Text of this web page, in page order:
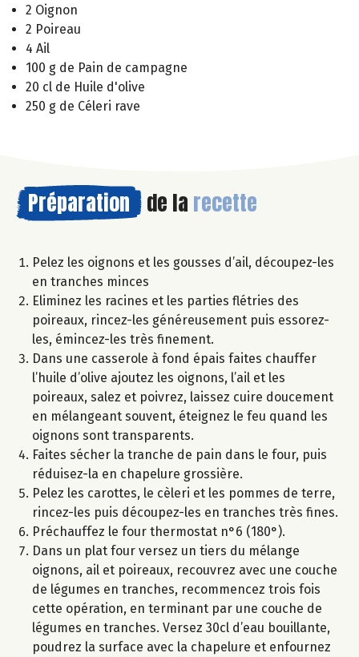
2 Oignon
2 Poireau
4 Ail
100 g de Pain de campagne
20 cl de Huile d'olive
250 g de Céleri rave
Préparation de la recette
Pelez les oignons et les gousses d’ail, découpez-les
en tranches minces
Eliminez les racines et les parties flétries des
poireaux, rincez-les généreusement puis essorez-
les, émincez-les très finement.
Dans une casserole à fond épais faites chauffer
l’huile d’olive ajoutez les oignons, l’ail et les
poireaux, salez et poivrez, laissez cuire doucement
en mélangeant souvent, éteignez le feu quand les
oignons sont transparents.
Faites sécher la tranche de pain dans le four, puis
réduisez-la en chapelure grossière.
Pelez les carottes, le cèleri et les pommes de terre,
rincez-les puis découpez-les en tranches très fines.
Préchauffez le four thermostat n°6 (180°).
Dans un plat four versez un tiers du mélange
oignons, ail et poireaux, recouvrez avec une couche
de légumes en tranches, recommencez trois fois
cette opération, en terminant par une couche de
légumes en tranches. Versez 30cl d’eau bouillante,
poudrez la surface avec la chapelure et enfournez